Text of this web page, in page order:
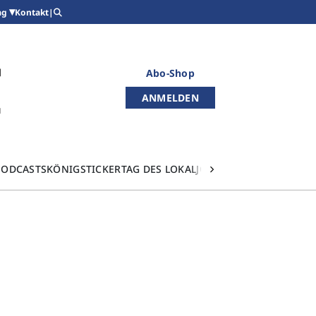
Kontakt|
Abo-Shop
ANMELDEN
KÖNIGSTICKERTAG DES LOKALJOURNALISMUS